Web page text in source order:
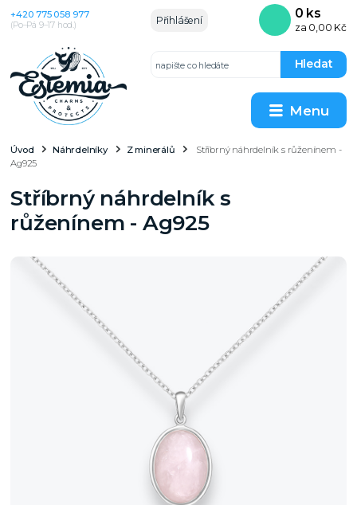
Menu
Přihlášení
Hledat
+420 775 058 977
(Po–Pá 9–17 hod.)
0 ks
za 0,00 Kč
Úvod Náhrdelníky Z minerálů
Stříbrný náhrdelník s růženínem -
Ag925
Stříbrný náhrdelník s
růženínem - Ag925